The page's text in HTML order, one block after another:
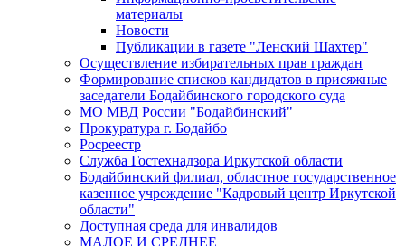
материалы
Новости
Публикации в газете "Ленский Шахтер"
Осуществление избирательных прав граждан
Формирование списков кандидатов в присяжные
заседатели Бодайбинского городского суда
МО МВД России "Бодайбинский"
Прокуратура г. Бодайбо
Росреестр
Служба Гостехнадзора Иркутской области
Бодайбинский филиал, областное государственное
казенное учреждение "Кадровый центр Иркутской
области"
Доступная среда для инвалидов
МАЛОЕ И СРЕДНЕЕ